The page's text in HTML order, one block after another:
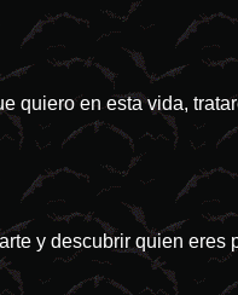
quiero en esta vida,
y descubrir quien eres